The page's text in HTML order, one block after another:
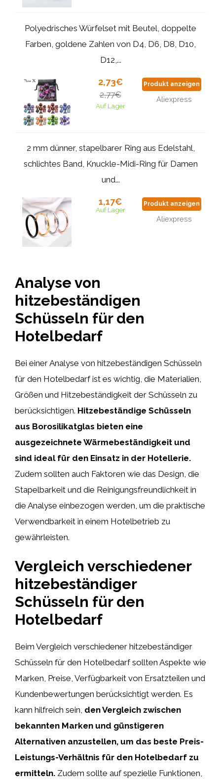
Polyedrisches Würfelset mit Beutel, doppelte
Farben, goldene Zahlen von D4, D6, D8, D10,
D12,...
2,73€
2,77€
Auf Lager
Produkt anzeigen
Aliexpress
2 mm dünner, stapelbarer Ring aus Edelstahl,
schlichtes Band, Knuckle-Midi-Ring für Damen
und...
1,17€
Auf Lager
Produkt anzeigen
Aliexpress
Analyse von
hitzebeständigen
Schüsseln für den
Hotelbedarf
Bei einer Analyse von hitzebeständigen Schüsseln
für den Hotelbedarf ist es wichtig, die Materialien,
Größen und Hitzebeständigkeit der Schüsseln zu
berücksichtigen. Hitzebeständige Schüsseln
aus Borosilikatglas bieten eine
ausgezeichnete Wärmebeständigkeit und
sind ideal für den Einsatz in der Hotellerie.
Zudem sollten auch Faktoren wie das Design, die
Stapelbarkeit und die Reinigungsfreundlichkeit in
die Analyse einbezogen werden, um die praktische
Verwendbarkeit in einem Hotelbetrieb zu
gewährleisten.
Vergleich verschiedener
hitzebeständiger
Schüsseln für den
Hotelbedarf
Beim Vergleich verschiedener hitzebeständiger
Schüsseln für den Hotelbedarf sollten Aspekte wie
Marken, Preise, Verfügbarkeit von Ersatzteilen und
Kundenbewertungen berücksichtigt werden. Es
kann hilfreich sein, den Vergleich zwischen
bekannten Marken und günstigeren
Alternativen anzustellen, um das beste Preis-
Leistungs-Verhältnis für den Hotelbedarf zu
ermitteln. Zudem sollte auf spezielle Funktionen,